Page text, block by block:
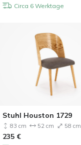
Circa 6 Werktage
Stuhl Houston 1729
83 cm 52 cm 58 cm
235 €